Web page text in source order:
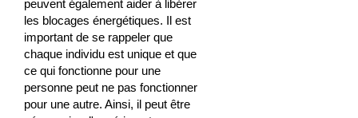
peuvent également aider à libérer
les blocages énergétiques. Il est
important de se rappeler que
chaque individu est unique et que
ce qui fonctionne pour une
personne peut ne pas fonctionner
pour une autre. Ainsi, il peut être